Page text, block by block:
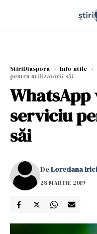
StiriDiaspora › Info-utile ›
pentru utilizatorii săi
WhatsApp
serviciu
săi
DeLoredana
28 MARTIE 2019